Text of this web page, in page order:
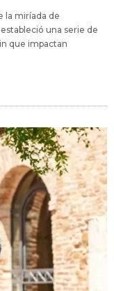
la miríada de
una serie de
que impactan